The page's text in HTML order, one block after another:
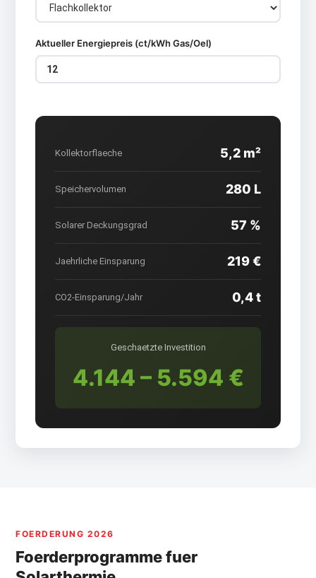
Aktueller Energiepreis (ct/kWh Gas/Oel)
Kollektorflaeche 5,2 m²
Speichervolumen 280 L
Solarer Deckungsgrad 57 %
Jaehrliche Einsparung 219 €
CO2-Einsparung/Jahr 0,4 t
Geschaetzte Investition
4.144 – 5.594 €
FOERDERUNG 2026
Foerderprogramme fuer